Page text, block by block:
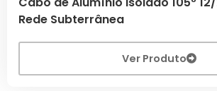
Rede Subterrânea
Ver Produto